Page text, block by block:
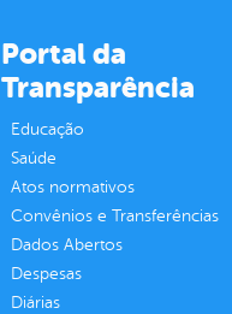
Portal da
Transparência
Educação
Saúde
Atos normativos
Convênios e Transferências
Dados Abertos
Despesas
Diárias